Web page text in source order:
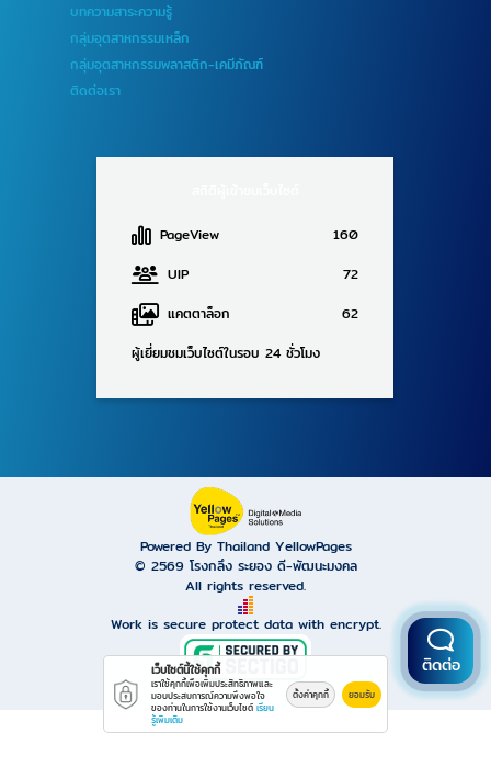
บทความสาระความรู้
กลุ่มอุตสาหกรรมเหล็ก
กลุ่มอุตสาหกรรมพลาสติก-เคมีภัณฑ์
ติดต่อเรา
PageView
160
UIP
72
แคตตาล็อก
62
ผู้เยี่ยมชมเว็บไซต์ในรอบ 24 ชั่วโมง
Powered By Thailand YellowPages
© 2569 โรงกลึง ระยอง ดี-พัฒนะมงคล
All rights reserved.
Work is secure protect data with encrypt.
ติดต่อ
เว็บไซต์นี้ใช้คุกกี้
เราใช้คุกกี้เพื่อเพิ่มประสิทธิภาพและ
มอบประสบการณ์ความพึงพอใจ
ของท่านในการใช้งานเว็บไซต์ เรียน
รู้เพิ่มเติม
ตั้งค่าคุกกี้ ยอมรับ